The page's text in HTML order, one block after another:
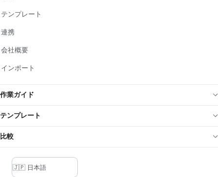
テンプレート
連携
会社概要
インポート
作業ガイド
テンプレート
比較